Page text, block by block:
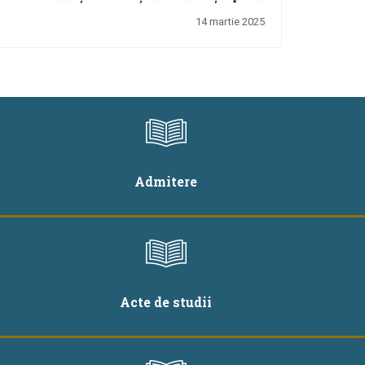
Evaluării Naționale organizate de
14 martie 2025
Admitere
Acte de studii